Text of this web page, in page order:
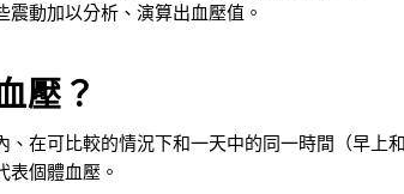
震動加以分析、演算出血壓值。
壓？
、在可比較的情況下和一天中的同一時間（早上
表個體血壓。